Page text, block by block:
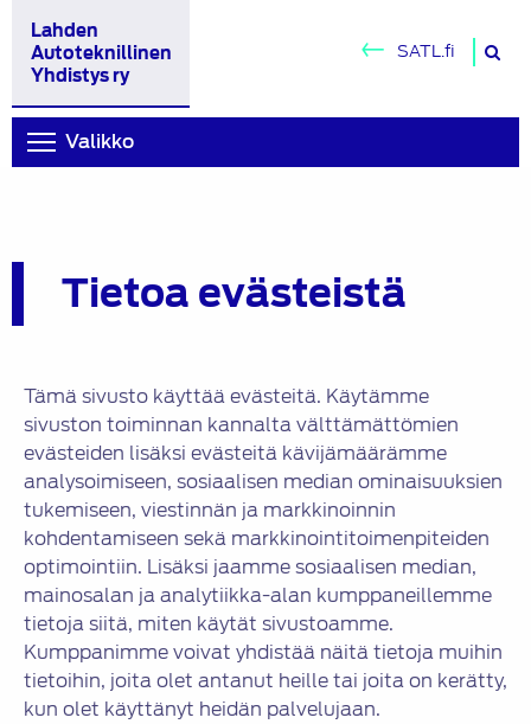
Lahden
Autoteknillinen
Yhdistys ry
SATL.fi
Valikko
Tietoa evästeistä
Tämä sivusto käyttää evästeitä. Käytämme
sivuston toiminnan kannalta välttämättömien
evästeiden lisäksi evästeitä kävijämäärämme
analysoimiseen, sosiaalisen median ominaisuuksien
tukemiseen, viestinnän ja markkinoinnin
kohdentamiseen sekä markkinointitoimenpiteiden
optimointiin. Lisäksi jaamme sosiaalisen median,
mainosalan ja analytiikka-alan kumppaneillemme
tietoja siitä, miten käytät sivustoamme.
Kumppanimme voivat yhdistää näitä tietoja muihin
tietoihin, joita olet antanut heille tai joita on kerätty,
kun olet käyttänyt heidän palvelujaan.